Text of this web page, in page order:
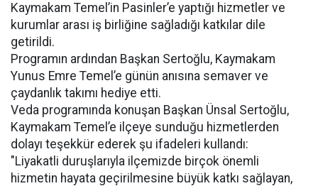
Kaymakam Temel’in Pasinler’e yaptığı hizmetler ve
kurumlar arası iş birliğine sağladığı katkılar dile
getirildi.
Programın ardından Başkan Sertoğlu, Kaymakam
Yunus Emre Temel’e günün anısına semaver ve
çaydanlık takımı hediye etti.
Veda programında konuşan Başkan Ünsal Sertoğlu,
Kaymakam Temel’e ilçeye sunduğu hizmetlerden
dolayı teşekkür ederek şu ifadeleri kullandı:
"Liyakatli duruşlarıyla ilçemizde birçok önemli
hizmetin hayata geçirilmesine büyük katkı sağlayan,